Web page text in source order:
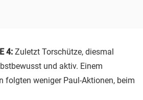
4: Zuletzt Torschütze, diesmal
und aktiv. Einem
folgten weniger Paul-Aktionen, beim